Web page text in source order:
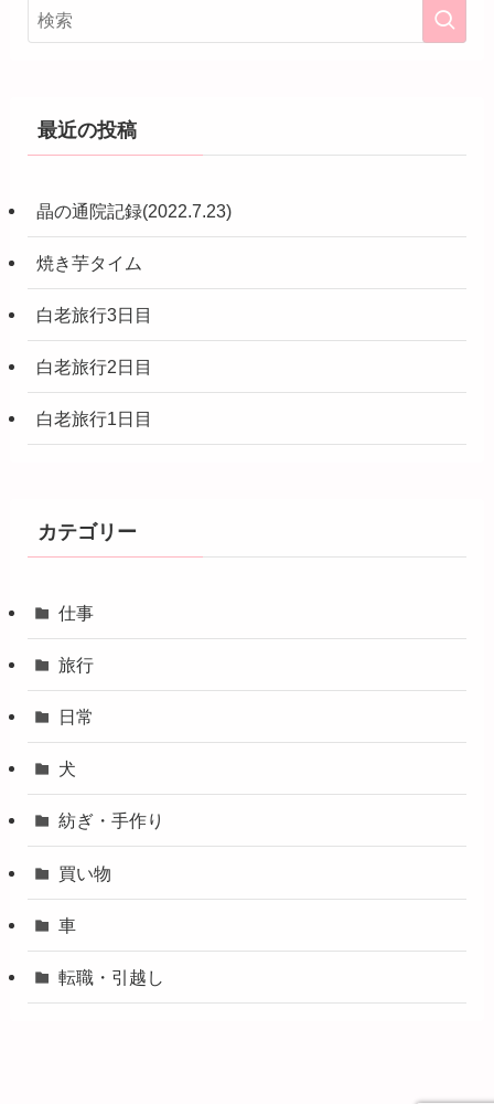
最近の投稿
晶の通院記録(2022.7.23)
焼き芋タイム
白老旅行3日目
白老旅行2日目
白老旅行1日目
カテゴリー
仕事
旅行
日常
犬
紡ぎ・手作り
買い物
車
転職・引越し